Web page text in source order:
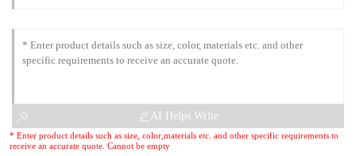
* Enter product details such as size, color,materials etc. and other specific requirements to
receive an accurate quote. Cannot be empty
AI Helps Write